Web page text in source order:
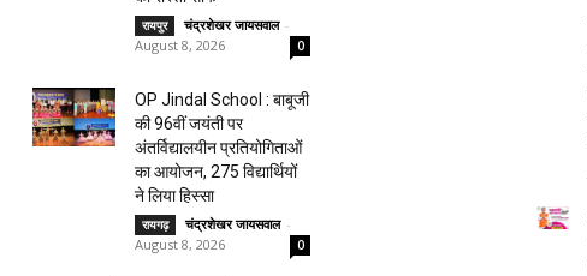
रायपुर चंद्रशेखर जायसवाल -
August 8, 2026
0
OP Jindal School : बाबूजी
की 96वीं जयंती पर
अंतर्विद्यालयीन प्रतियोगिताओं
का आयोजन, 275 विद्यार्थियों
ने लिया हिस्सा
रायगढ़ चंद्रशेखर जायसवाल -
August 8, 2026
0